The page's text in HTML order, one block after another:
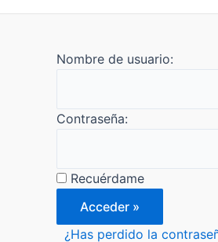
Nombre de usuario:
Contraseña:
Recuérdame
¿Has perdido la